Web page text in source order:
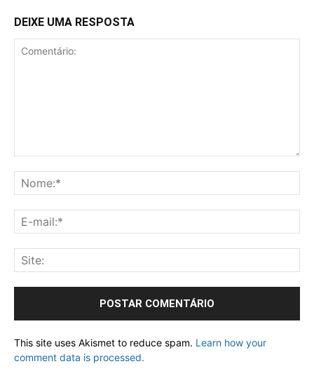
DEIXE UMA RESPOSTA
This site uses Akismet to reduce spam. Learn how your
comment data is processed.